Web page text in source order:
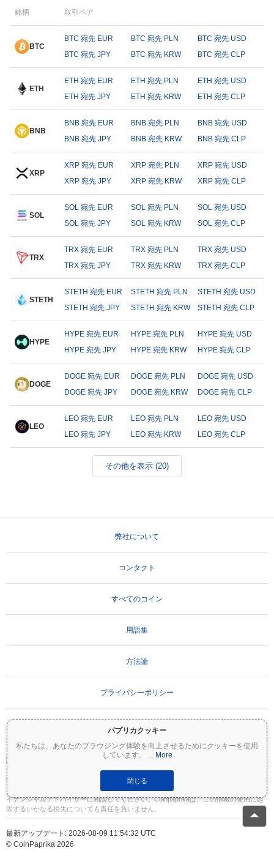
パプリカクッキー
私たちは、あなたのブラウジング体験を向上させるためにクッキーを使用
しています。
... More
閉じる
銘柄 取引ペア
BTC
BTC 宛先 EUR BTC 宛先 PLN
BTC 宛先 USD
BTC 宛先 JPY
BTC 宛先 KRW BTC 宛先 CLP
ETH
ETH 宛先 EUR ETH 宛先 PLN
ETH 宛先 USD
ETH 宛先 JPY
ETH 宛先 KRW ETH 宛先 CLP
BNB
BNB 宛先 EUR BNB 宛先 PLN
BNB 宛先 USD
BNB 宛先 JPY
BNB 宛先 KRW BNB 宛先 CLP
XRP
XRP 宛先 EUR XRP 宛先 PLN
XRP 宛先 USD
XRP 宛先 JPY
XRP 宛先 KRW XRP 宛先 CLP
SOL
SOL 宛先 EUR SOL 宛先 PLN
SOL 宛先 USD
SOL 宛先 JPY
SOL 宛先 KRW SOL 宛先 CLP
TRX
TRX 宛先 EUR TRX 宛先 PLN
TRX 宛先 USD
TRX 宛先 JPY
TRX 宛先 KRW TRX 宛先 CLP
STETH
STETH 宛先 EUR STETH 宛先 PLN
STETH 宛先 USD
STETH 宛先 JPY
STETH 宛先 KRW STETH 宛先 CLP
HYPE
HYPE 宛先 EUR HYPE 宛先 PLN
HYPE 宛先 USD
HYPE 宛先 JPY
HYPE 宛先 KRW HYPE 宛先 CLP
DOGE
DOGE 宛先 EUR DOGE 宛先 PLN
DOGE 宛先 USD
DOGE 宛先 JPY
DOGE 宛先 KRW DOGE 宛先 CLP
LEO
LEO 宛先 EUR LEO 宛先 PLN
LEO 宛先 USD
LEO 宛先 JPY
LEO 宛先 KRW LEO 宛先 CLP
その他を表示 (20)
弊社について
コンタクト
すべてのコイン
用語集
方法論
プライバシーポリシー
重要な免責事項：
暗号資産は非常にボラティリティが高く、重大なリスクを伴いま
す。投資額の一部または全額を失う可能性があります。Coinpaprikaのすべての情報は
情報提供のみを目的としており、財務または投資のアドバイスを構成するものではあ
りません。投資判断を行う前に、必ずご自身で調査（DYOR）を行い、資格のあるファ
イナンシャルアドバイザーに相談してください。Coinpaprikaは、この情報の使用に起
因するいかなる損失についても責任を負いません。
最新アップデート: 2026-08-09 11:54:32 UTC
© CoinPaprika 2026